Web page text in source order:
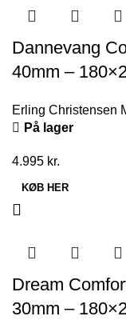
Dannevang
40mm –
Erling Christensen
På lager
4.995 kr.
KØB HER
Dream
30mm –